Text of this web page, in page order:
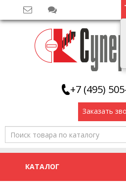
+7 (495)
Заказать
КАТАЛОГ